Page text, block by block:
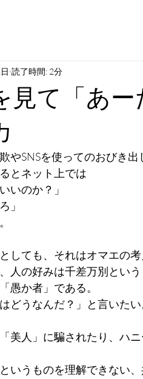
見て「あ
読了時間: 2分
やSNSを使ってのおびき
とネット上では
いのか？」
」
しても、それはオマエの
人の好みは千差万別とい
愚か者」である。
どうなんだ？」と言いたい
美人」に騙されたり、ハ
いうものを理解できない